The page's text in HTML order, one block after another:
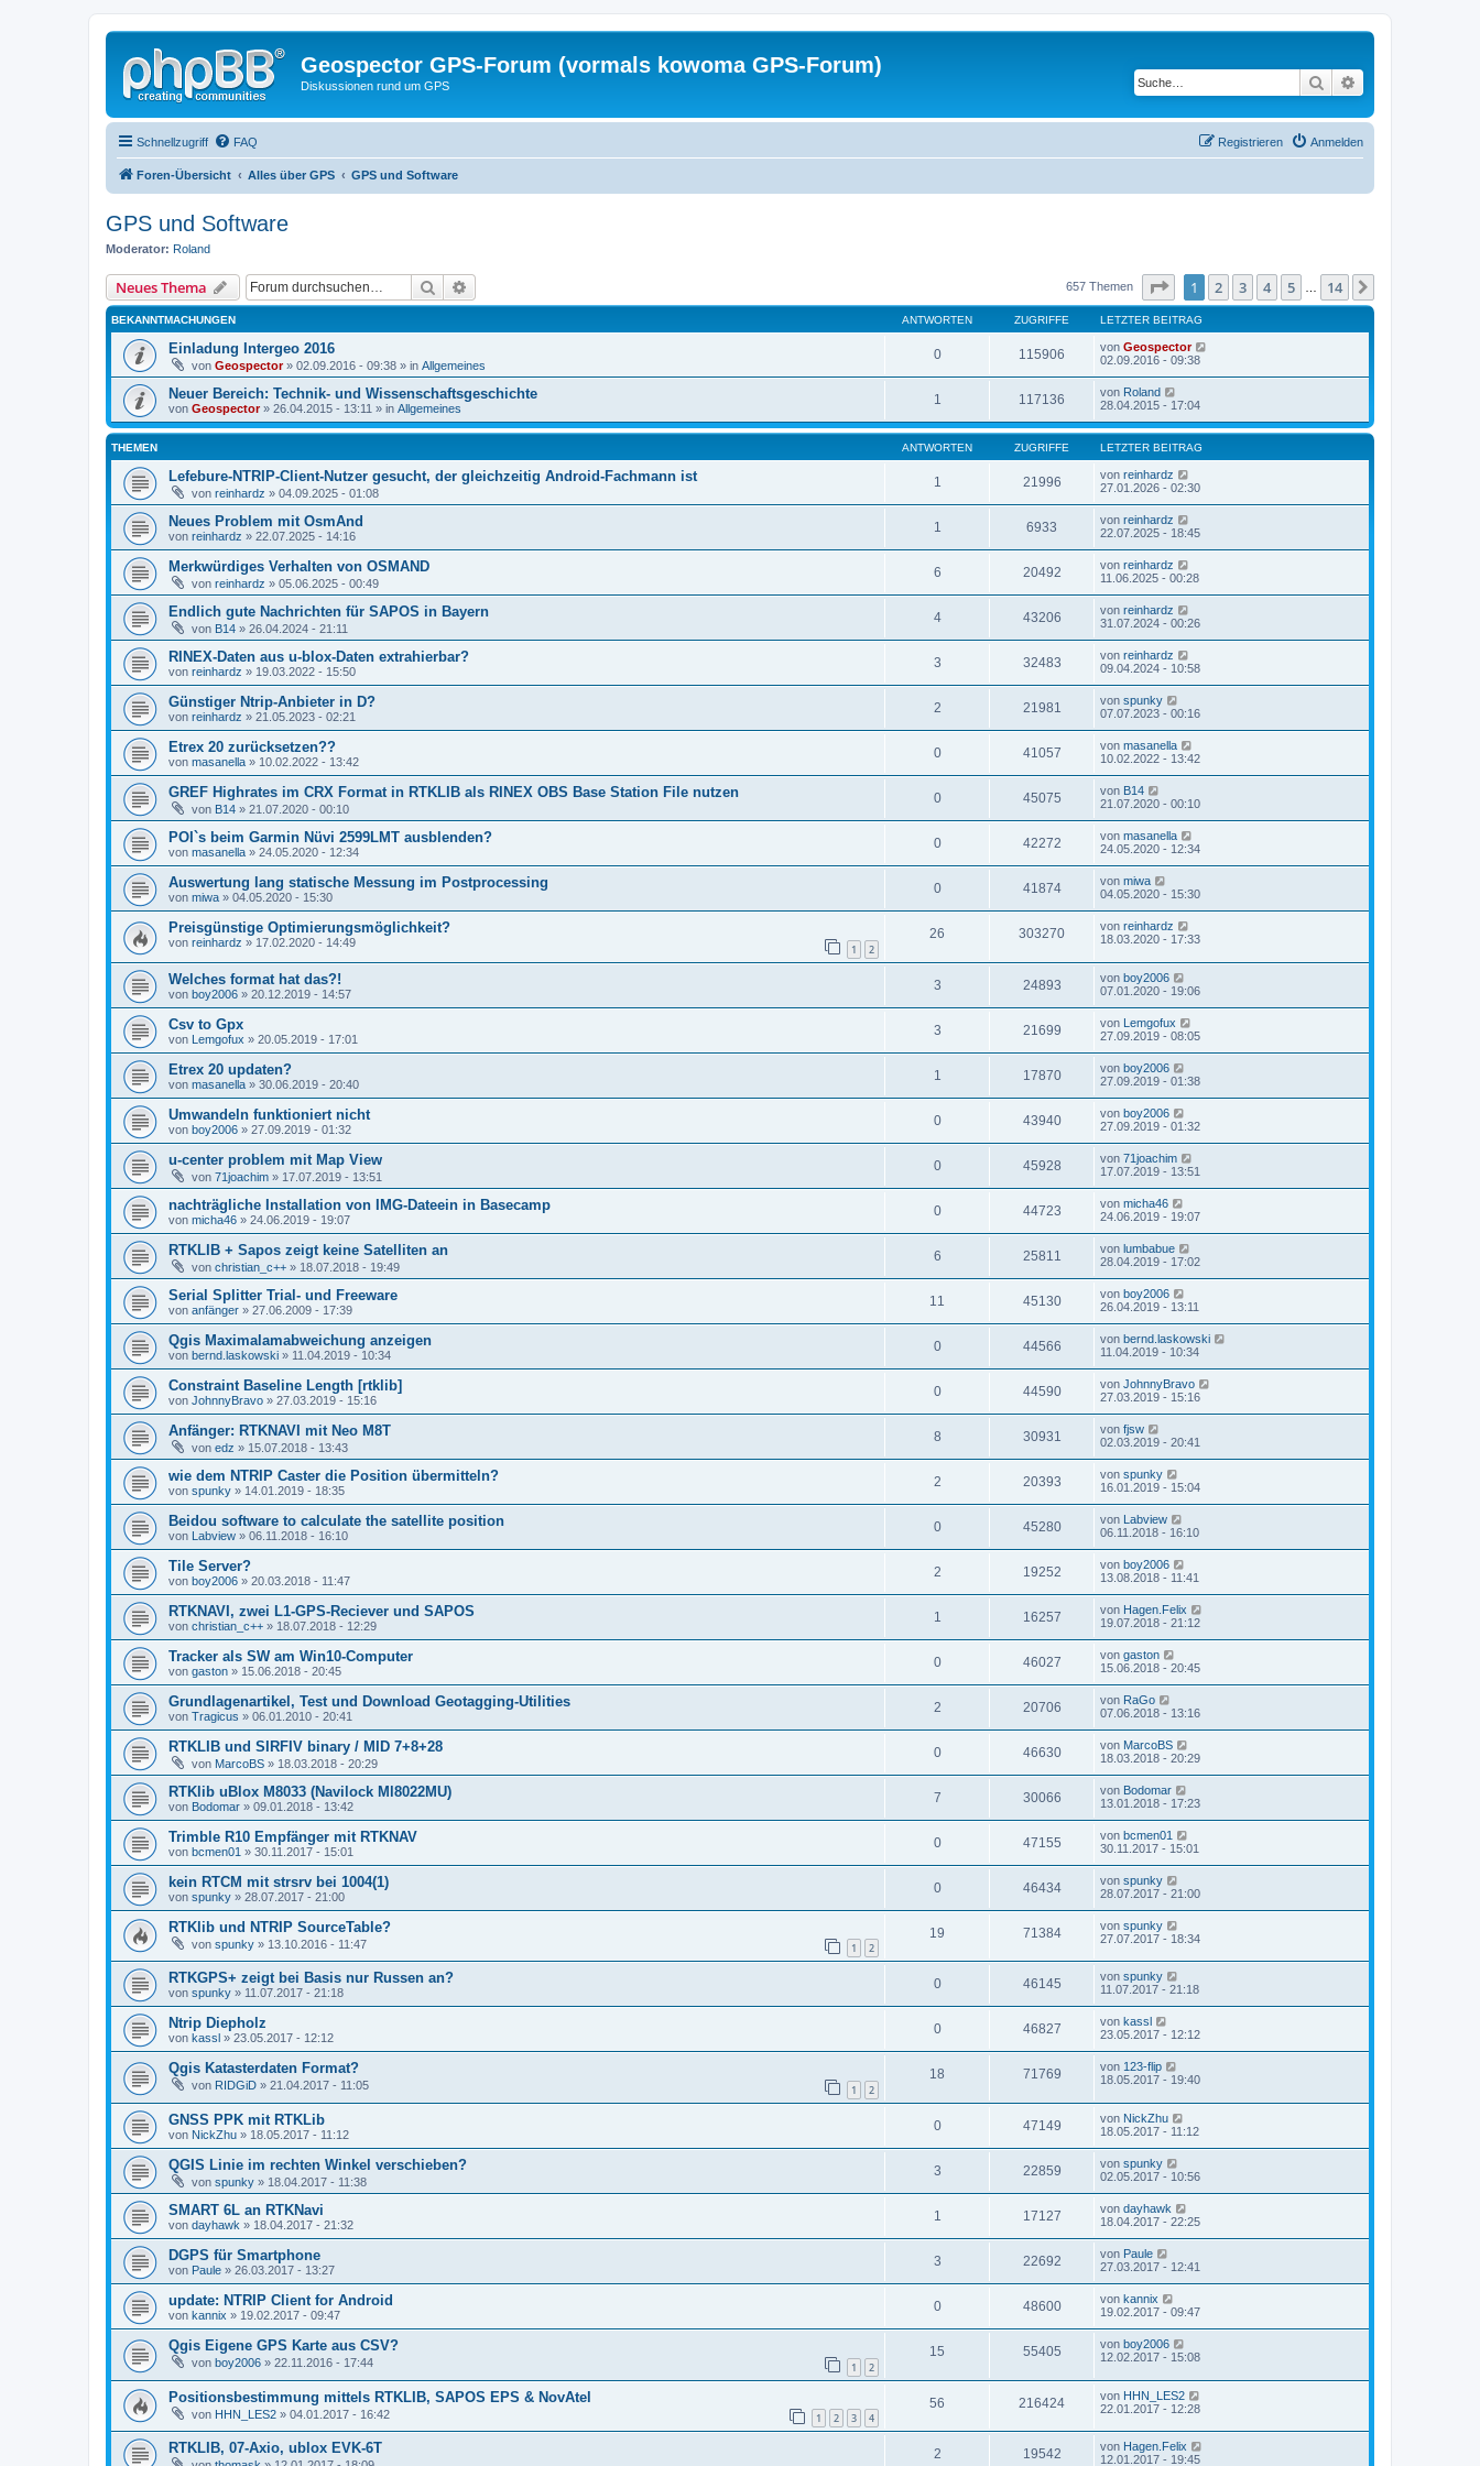
Geospector GPS-Forum (vormals kowoma GPS-Forum)
Diskussionen rund um GPS Suche
Schnellzugriff FAQ Anmelden
Registrieren
Foren-Übersicht Alles über GPS GPS und Software
GPS und Software
Moderator: Roland
Neues Thema Suche 657 Themen Seite von14
1 2 3 4 5 14
BEKANNTMACHUNGEN ANTWORTEN ZUGRIFFE LETZTER BEITRAG
Einladung Intergeo 2016
von Geospector» 02.09.2016 - 09:38 » in Allgemeines
0 115906 von Geospector
02.09.2016 - 09:38
Neuer Bereich: Technik- und Wissenschaftsgeschichte
von Geospector» 26.04.2015 - 13:11 » in Allgemeines
1 117136 von Roland
28.04.2015 - 17:04
THEMEN ANTWORTEN ZUGRIFFE LETZTER BEITRAG
Lefebure-NTRIP-Client-Nutzer gesucht, der gleichzeitig Android-Fachmann ist
von reinhardz » 04.09.2025 - 01:08
1 21996 von reinhardz
27.01.2026 - 02:30
Neues Problem mit OsmAnd
von reinhardz » 22.07.2025 - 14:16
1 6933 von reinhardz
22.07.2025 - 18:45
Merkwürdiges Verhalten von OSMAND
von reinhardz » 05.06.2025 - 00:49
6 20492 von reinhardz
11.06.2025 - 00:28
Endlich gute Nachrichten für SAPOS in Bayern
von B14 » 26.04.2024 - 21:11
4 43206 von reinhardz
31.07.2024 - 00:26
RINEX-Daten aus u-blox-Daten extrahierbar?
von reinhardz » 19.03.2022 - 15:50
3 32483 von reinhardz
09.04.2024 - 10:58
Günstiger Ntrip-Anbieter in D?
von reinhardz » 21.05.2023 - 02:21
2 21981 von spunky
07.07.2023 - 00:16
Etrex 20 zurücksetzen??
von masanella » 10.02.2022 - 13:42
0 41057 von masanella
10.02.2022 - 13:42
GREF Highrates im CRX Format in RTKLIB als RINEX OBS Base Station File nutzen
von B14 » 21.07.2020 - 00:10
0 45075 von B14
21.07.2020 - 00:10
POI`s beim Garmin Nüvi 2599LMT ausblenden?
von masanella » 24.05.2020 - 12:34
0 42272 von masanella
24.05.2020 - 12:34
Auswertung lang statische Messung im Postprocessing
von miwa » 04.05.2020 - 15:30
0 41874 von miwa
04.05.2020 - 15:30
Preisgünstige Optimierungsmöglichkeit?
von reinhardz » 17.02.2020 - 14:49 1 2
26 303270 von reinhardz
18.03.2020 - 17:33
Welches format hat das?!
von boy2006 » 20.12.2019 - 14:57
3 24893 von boy2006
07.01.2020 - 19:06
Csv to Gpx
von Lemgofux » 20.05.2019 - 17:01
3 21699 von Lemgofux
27.09.2019 - 08:05
Etrex 20 updaten?
von masanella » 30.06.2019 - 20:40
1 17870 von boy2006
27.09.2019 - 01:38
Umwandeln funktioniert nicht
von boy2006 » 27.09.2019 - 01:32
0 43940 von boy2006
27.09.2019 - 01:32
u-center problem mit Map View
von 71joachim » 17.07.2019 - 13:51
0 45928 von 71joachim
17.07.2019 - 13:51
nachträgliche Installation von IMG-Dateein in Basecamp
von micha46 » 24.06.2019 - 19:07
0 44723 von micha46
24.06.2019 - 19:07
RTKLIB + Sapos zeigt keine Satelliten an
von christian_c++ » 18.07.2018 - 19:49
6 25811 von lumbabue
28.04.2019 - 17:02
Serial Splitter Trial- und Freeware
von anfänger » 27.06.2009 - 17:39
11 45130 von boy2006
26.04.2019 - 13:11
Qgis Maximalamabweichung anzeigen
von bernd.laskowski » 11.04.2019 - 10:34
0 44566 von bernd.laskowski
11.04.2019 - 10:34
Constraint Baseline Length [rtklib]
von JohnnyBravo » 27.03.2019 - 15:16
0 44590 von JohnnyBravo
27.03.2019 - 15:16
Anfänger: RTKNAVI mit Neo M8T
von edz » 15.07.2018 - 13:43
8 30931 von fjsw
02.03.2019 - 20:41
wie dem NTRIP Caster die Position übermitteln?
von spunky » 14.01.2019 - 18:35
2 20393 von spunky
16.01.2019 - 15:04
Beidou software to calculate the satellite position
von Labview » 06.11.2018 - 16:10
0 45280 von Labview
06.11.2018 - 16:10
Tile Server?
von boy2006 » 20.03.2018 - 11:47
2 19252 von boy2006
13.08.2018 - 11:41
RTKNAVI, zwei L1-GPS-Reciever und SAPOS
von christian_c++ » 18.07.2018 - 12:29
1 16257 von Hagen.Felix
19.07.2018 - 21:12
Tracker als SW am Win10-Computer
von gaston » 15.06.2018 - 20:45
0 46027 von gaston
15.06.2018 - 20:45
Grundlagenartikel, Test und Download Geotagging-Utilities
von Tragicus » 06.01.2010 - 20:41
2 20706 von RaGo
07.06.2018 - 13:16
RTKLIB und SIRFIV binary / MID 7+8+28
von MarcoBS » 18.03.2018 - 20:29
0 46630 von MarcoBS
18.03.2018 - 20:29
RTKlib uBlox M8033 (Navilock Ml8022MU)
von Bodomar » 09.01.2018 - 13:42
7 30066 von Bodomar
13.01.2018 - 17:23
Trimble R10 Empfänger mit RTKNAV
von bcmen01 » 30.11.2017 - 15:01
0 47155 von bcmen01
30.11.2017 - 15:01
kein RTCM mit strsrv bei 1004(1)
von spunky » 28.07.2017 - 21:00
0 46434 von spunky
28.07.2017 - 21:00
RTKlib und NTRIP SourceTable?
von spunky » 13.10.2016 - 11:47 1 2
19 71384 von spunky
27.07.2017 - 18:34
RTKGPS+ zeigt bei Basis nur Russen an?
von spunky » 11.07.2017 - 21:18
0 46145 von spunky
11.07.2017 - 21:18
Ntrip Diepholz
von kassl » 23.05.2017 - 12:12
0 46827 von kassl
23.05.2017 - 12:12
Qgis Katasterdaten Format?
von RIDGiD » 21.04.2017 - 11:05 1 2
18 71769 von 123-flip
18.05.2017 - 19:40
GNSS PPK mit RTKLib
von NickZhu » 18.05.2017 - 11:12
0 47149 von NickZhu
18.05.2017 - 11:12
QGIS Linie im rechten Winkel verschieben?
von spunky » 18.04.2017 - 11:38
3 22859 von spunky
02.05.2017 - 10:56
SMART 6L an RTKNavi
von dayhawk » 18.04.2017 - 21:32
1 17127 von dayhawk
18.04.2017 - 22:25
DGPS für Smartphone
von Paule » 26.03.2017 - 13:27
3 22692 von Paule
27.03.2017 - 12:41
update: NTRIP Client for Android
von kannix » 19.02.2017 - 09:47
0 48600 von kannix
19.02.2017 - 09:47
Qgis Eigene GPS Karte aus CSV?
von boy2006 » 22.11.2016 - 17:44 1 2
15 55405 von boy2006
12.02.2017 - 15:08
Positionsbestimmung mittels RTKLIB, SAPOS EPS & NovAtel
von HHN_LES2 » 04.01.2017 - 16:42 1 2 3 4
56 216424 von HHN_LES2
22.01.2017 - 12:28
RTKLIB, 07-Axio, ublox EVK-6T 2 19542 von Hagen.Felix
12.01.2017 - 19:45